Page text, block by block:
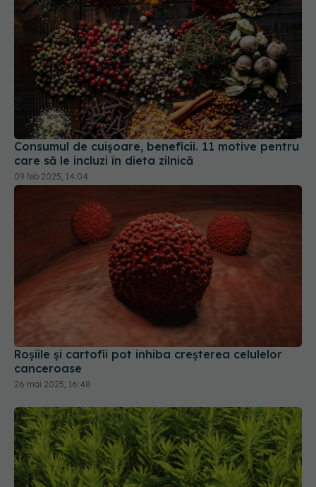
Consumul de cuișoare, beneficii. 11 motive pentru
care să le incluzi în dieta zilnică
09 feb 2025, 14:04
Roșiile și cartofii pot inhiba creșterea celulelor
canceroase
26 mai 2025, 16:48